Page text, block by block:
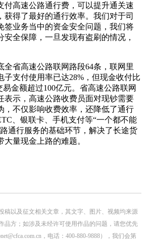
付高速公路通行费，可以提升通关速
获得了最好的通行效率。我们对于司
签业务当中的资金安全问题，我们将
安全保障，一旦发现有盗刷的情况，
省高速公路联网路段64条，联网里
子支付使用率已达28%，但现金收付比
易金额超过100亿元。省高速公路联网
表示，高速公路收费员面对现钞需要
，不仅影响收费效率，还降低了通行
、银联卡、手机支付等“一个都不能
通行服务的基础环节，解决了长途货
量现金上路的难题。
稿以及征文相关文章，其文字、图片、视频均来源
品方；如涉及未经许可使用作品的问题，请您优先
，电话：400-880-9888），我们会第